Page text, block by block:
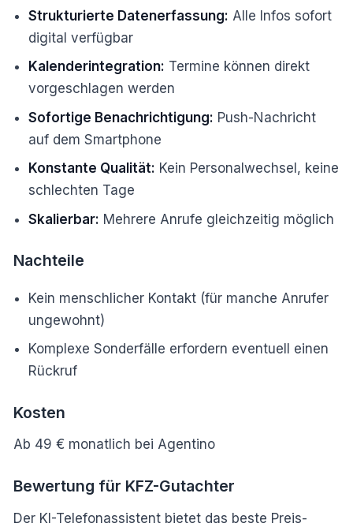
Strukturierte Datenerfassung: Alle Infos sofort
digital verfügbar
Kalenderintegration: Termine können direkt
vorgeschlagen werden
Sofortige Benachrichtigung: Push-Nachricht
auf dem Smartphone
Konstante Qualität: Kein Personalwechsel, keine
schlechten Tage
Skalierbar: Mehrere Anrufe gleichzeitig möglich
Nachteile
Kein menschlicher Kontakt (für manche Anrufer
ungewohnt)
Komplexe Sonderfälle erfordern eventuell einen
Rückruf
Kosten
Ab 49 € monatlich bei Agentino
Bewertung für KFZ-Gutachter
Der KI-Telefonassistent bietet das beste Preis-